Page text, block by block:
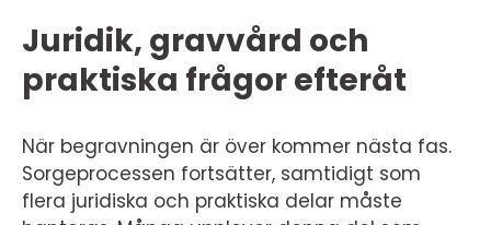
Juridik, gravvård och
praktiska frågor efteråt
När begravningen är över kommer nästa fas.
Sorgeprocessen fortsätter, samtidigt som
flera juridiska och praktiska delar måste